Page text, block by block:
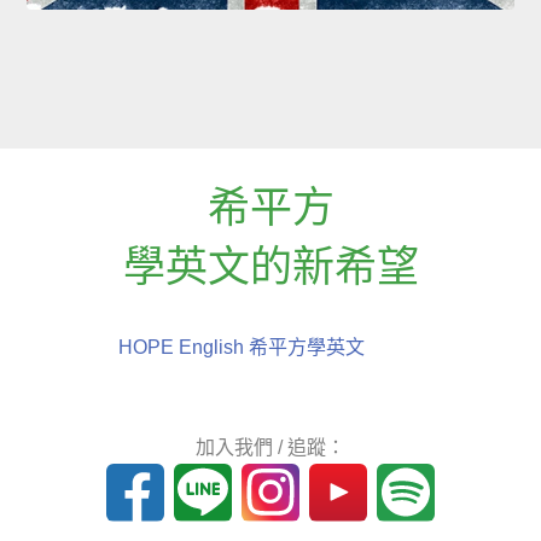
希平方
學英文的新希望
HOPE English 希平方學英文
加入我們 / 追蹤：